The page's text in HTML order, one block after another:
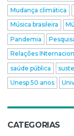
Mudança climática
Música brasileira
Pandemia
Relações
saúde pública
Unesp 50 anos
CATEGORIAS